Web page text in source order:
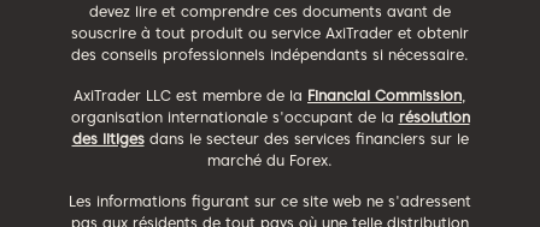
devez lire et comprendre ces documents avant de
souscrire à tout produit ou service AxiTrader et obtenir
des conseils professionnels indépendants si nécessaire.
AxiTrader LLC est membre de la Financial Commission
organisation internationale s'occupant de la résolution
des litigesdans le secteur des services financiers sur le
marché du Forex.
Les informations figurant sur ce site web ne s'adressent
pas aux résidents de tout pays où une telle distribution